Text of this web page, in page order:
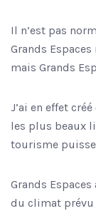
Il n’est pas
Grands
mais Grands
J’ai en effet
les plus beaux
tourisme
Grands
du climat prévu